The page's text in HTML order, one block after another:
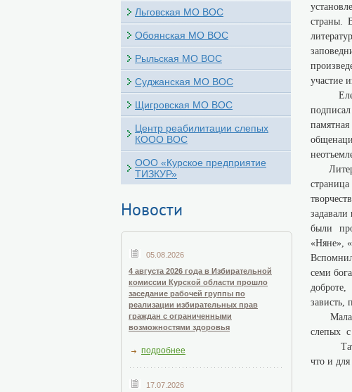
Льговская МО ВОС
Обоянская МО ВОС
Рыльская МО ВОС
Суджанская МО ВОС
Щигровская МО ВОС
Центр реабилитации слепых
КООО ВОС
ООО «Курское предприятие
ТИЗКУР»
Новости
05.08.2026
4 августа 2026 года в Избирательной
комиссии Курской области прошло
заседание рабочей группы по
реализации избирательных прав
граждан с ограниченными
возможностями здоровья
подробнее
17.07.2026
страны.
участие
Елена
были
«Няне»,
семи
зависть,
слепых
что и